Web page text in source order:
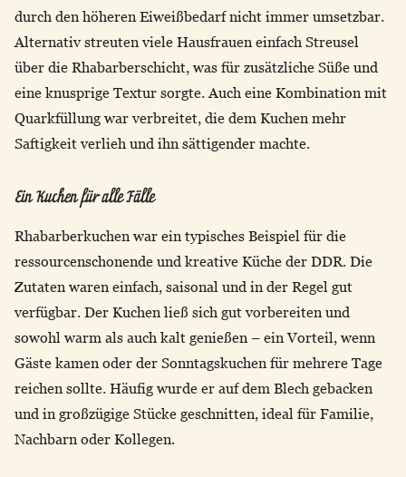
durch den höheren Eiweißbedarf nicht immer umsetzbar.
Alternativ streuten viele Hausfrauen einfach Streusel
über die Rhabarberschicht, was für zusätzliche Süße und
eine knusprige Textur sorgte. Auch eine Kombination mit
Quarkfüllung war verbreitet, die dem Kuchen mehr
Saftigkeit verlieh und ihn sättigender machte.
Ein Kuchen für alle Fälle
Rhabarberkuchen war ein typisches Beispiel für die
ressourcenschonende und kreative Küche der DDR. Die
Zutaten waren einfach, saisonal und in der Regel gut
verfügbar. Der Kuchen ließ sich gut vorbereiten und
sowohl warm als auch kalt genießen – ein Vorteil, wenn
Gäste kamen oder der Sonntagskuchen für mehrere Tage
reichen sollte. Häufig wurde er auf dem Blech gebacken
und in großzügige Stücke geschnitten, ideal für Familie,
Nachbarn oder Kollegen.